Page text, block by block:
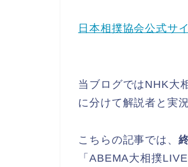
日本相撲協会公式サ
当ブログではNHK大
に分けて解説者と実
こちらの記事では、
「ABEMA大相撲